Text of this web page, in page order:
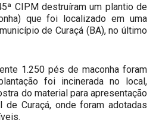
CIPM destruíram um plantio de
que foi localizado em uma
de Curaçá (BA), no último
1.250 pés de maconha foram
foi incinerada no local,
do material para apresentação
de Curaçá, onde foram adotadas